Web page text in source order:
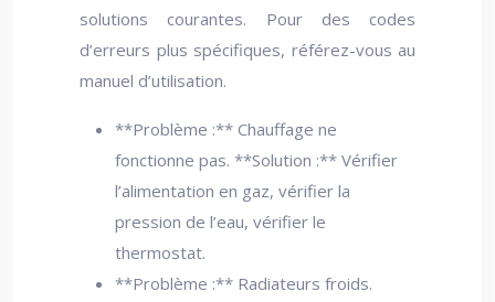
solutions courantes. Pour des codes
d’erreurs plus spécifiques, référez-vous au
manuel d’utilisation.
**Problème :** Chauffage ne
fonctionne pas. **Solution :** Vérifier
l’alimentation en gaz, vérifier la
pression de l’eau, vérifier le
thermostat.
**Problème :** Radiateurs froids.